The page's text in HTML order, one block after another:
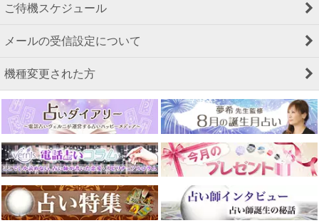
ご待機スケジュール
メールの受信設定について
機種変更された方